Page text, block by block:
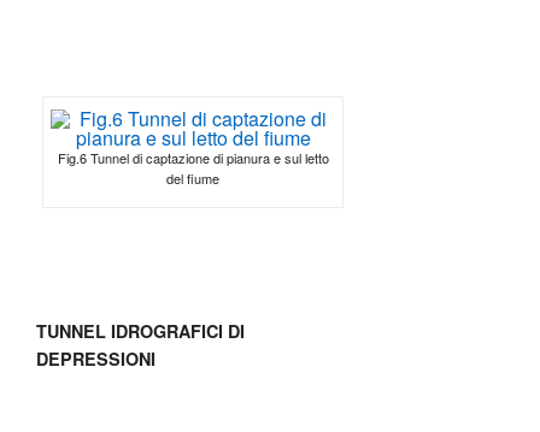
Fig.6 Tunnel di captazione di pianura e sul letto
del fiume
TUNNEL IDROGRAFICI DI
DEPRESSIONI